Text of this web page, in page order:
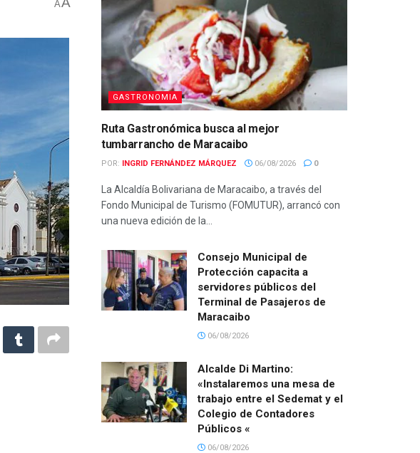
A
GASTRONOMIA
Ruta Gastronómica busca al mejor
tumbarrancho de Maracaibo
POR: INGRID FERNÁNDEZ MÁRQUEZ 06/08/2026 0
La Alcaldía Bolivariana de Maracaibo, a través del
Fondo Municipal de Turismo (FOMUTUR), arrancó con
una nueva edición de la...
Consejo Municipal de
Protección capacita a
servidores públicos del
Terminal de Pasajeros de
Maracaibo
06/08/2026
Alcalde Di Martino:
«Instalaremos una mesa de
trabajo entre el Sedemat y el
Colegio de Contadores
Públicos «
06/08/2026